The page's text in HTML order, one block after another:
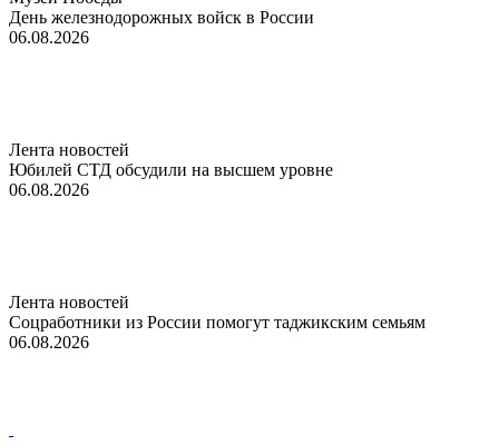
День железнодорожных войск в России
06.08.2026
Лента новостей
Юбилей СТД обсудили на высшем уровне
06.08.2026
Лента новостей
Соцработники из России помогут таджикским семьям
06.08.2026